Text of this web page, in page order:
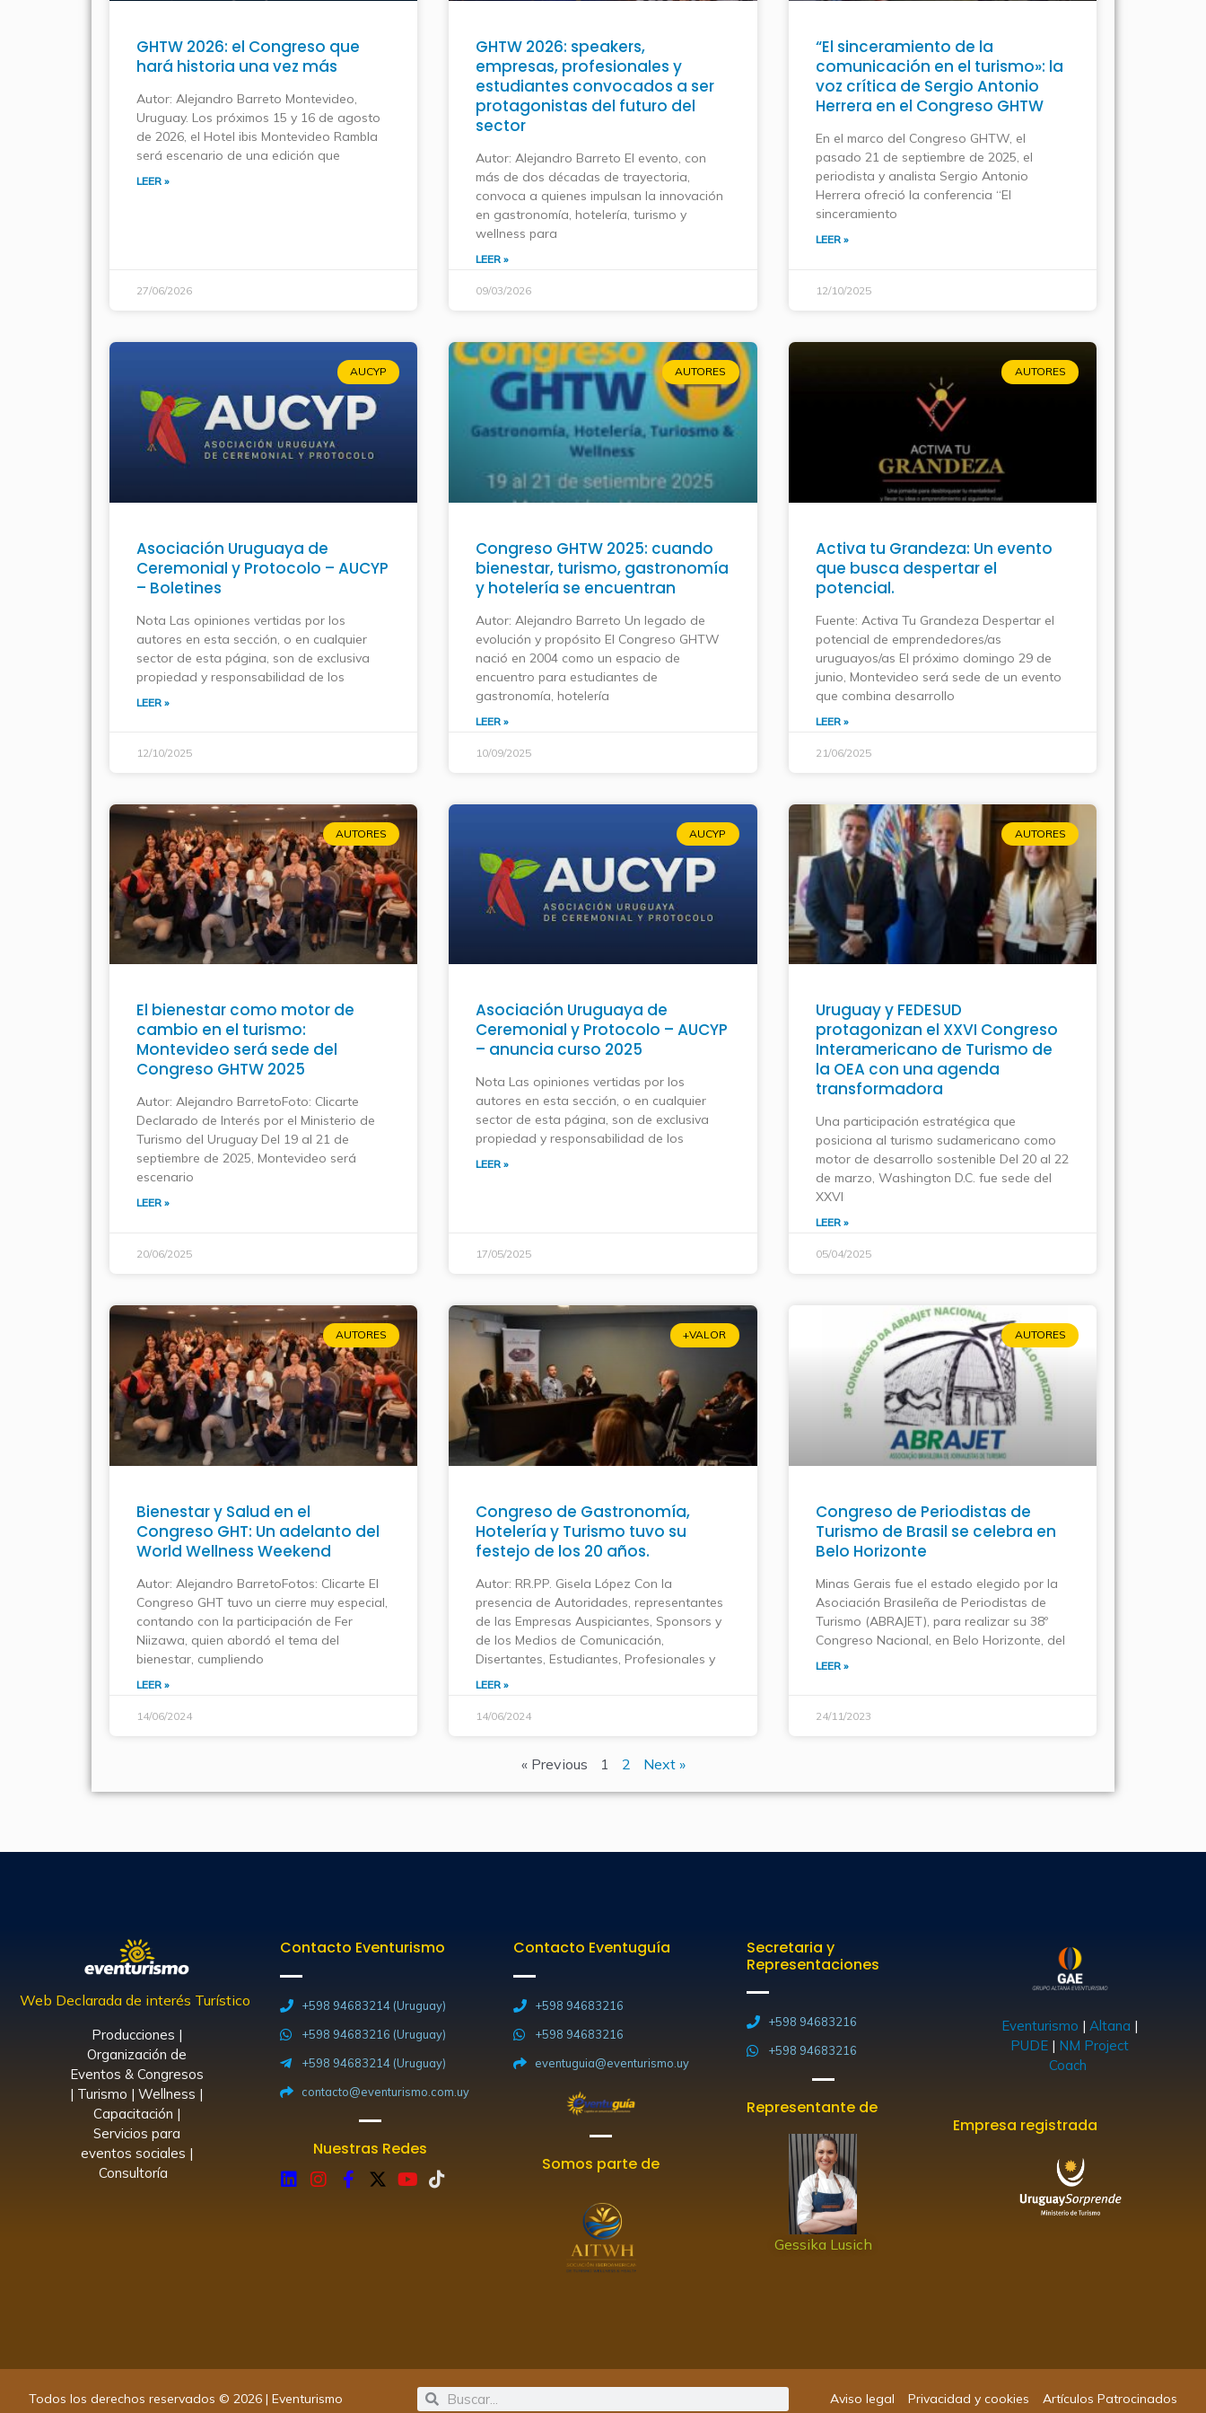
GHTW 2026: el Congreso que
hará historia una vez más
Autor: Alejandro Barreto Montevideo,
Uruguay. Los próximos 15 y 16 de agosto
de 2026, el Hotel ibis Montevideo Rambla
será escenario de una edición que
LEER »
27/06/2026
GHTW 2026: speakers,
empresas, profesionales y
estudiantes convocados a ser
protagonistas del futuro del
sector
Autor: Alejandro Barreto El evento, con
más de dos décadas de trayectoria,
convoca a quienes impulsan la innovación
en gastronomía, hotelería, turismo y
wellness para
LEER »
09/03/2026
“El sinceramiento de la
comunicación en el turismo»: la
voz crítica de Sergio Antonio
Herrera en el Congreso GHTW
En el marco del Congreso GHTW, el
pasado 21 de septiembre de 2025, el
periodista y analista Sergio Antonio
Herrera ofreció la conferencia “El
sinceramiento
LEER »
12/10/2025
AUCYP
Asociación Uruguaya de
Ceremonial y Protocolo – AUCYP
– Boletines
Nota Las opiniones vertidas por los
autores en esta sección, o en cualquier
sector de esta página, son de exclusiva
propiedad y responsabilidad de los
LEER »
12/10/2025
AUTORES
Congreso GHTW 2025: cuando
bienestar, turismo, gastronomía
y hotelería se encuentran
Autor: Alejandro Barreto Un legado de
evolución y propósito El Congreso GHTW
nació en 2004 como un espacio de
encuentro para estudiantes de
gastronomía, hotelería
LEER »
10/09/2025
AUTORES
Activa tu Grandeza: Un evento
que busca despertar el
potencial.
Fuente: Activa Tu Grandeza Despertar el
potencial de emprendedores/as
uruguayos/as El próximo domingo 29 de
junio, Montevideo será sede de un evento
que combina desarrollo
LEER »
21/06/2025
AUTORES
El bienestar como motor de
cambio en el turismo:
Montevideo será sede del
Congreso GHTW 2025
Autor: Alejandro BarretoFoto: Clicarte
Declarado de Interés por el Ministerio de
Turismo del Uruguay Del 19 al 21 de
septiembre de 2025, Montevideo será
escenario
LEER »
20/06/2025
AUCYP
Asociación Uruguaya de
Ceremonial y Protocolo – AUCYP
– anuncia curso 2025
Nota Las opiniones vertidas por los
autores en esta sección, o en cualquier
sector de esta página, son de exclusiva
propiedad y responsabilidad de los
LEER »
17/05/2025
AUTORES
Uruguay y FEDESUD
protagonizan el XXVI Congreso
Interamericano de Turismo de
la OEA con una agenda
transformadora
Una participación estratégica que
posiciona al turismo sudamericano como
motor de desarrollo sostenible Del 20 al 22
de marzo, Washington D.C. fue sede del
XXVI
LEER »
05/04/2025
AUTORES
Bienestar y Salud en el
Congreso GHT: Un adelanto del
World Wellness Weekend
Autor: Alejandro BarretoFotos: Clicarte El
Congreso GHT tuvo un cierre muy especial,
contando con la participación de Fer
Niizawa, quien abordó el tema del
bienestar, cumpliendo
LEER »
14/06/2024
+VALOR
Congreso de Gastronomía,
Hotelería y Turismo tuvo su
festejo de los 20 años.
Autor: RR.PP. Gisela López Con la
presencia de Autoridades, representantes
de las Empresas Auspiciantes, Sponsors y
de los Medios de Comunicación,
Disertantes, Estudiantes, Profesionales y
LEER »
14/06/2024
AUTORES
Congreso de Periodistas de
Turismo de Brasil se celebra en
Belo Horizonte
Minas Gerais fue el estado elegido por la
Asociación Brasileña de Periodistas de
Turismo (ABRAJET), para realizar su 38º
Congreso Nacional, en Belo Horizonte, del
LEER »
24/11/2023
« Previous 1 2 Next »
Web Declarada de interés Turístico
Producciones |
Organización de
Eventos & Congresos
| Turismo | Wellness |
Capacitación |
Servicios para
eventos sociales |
Consultoría
Contacto Eventurismo
+598 94683214 (Uruguay)
+598 94683216 (Uruguay)
+598 94683214 (Uruguay)
contacto@eventurismo.com.uy
Nuestras Redes
L
I
F
X
Y
T
Contacto Eventuguía
+598 94683216
+598 94683216
eventuguia@eventurismo.uy
Somos parte de
Secretaria y
Representaciones
+598 94683216
+598 94683216
Representante de
Gessika Lusich
Eventurismo | Altana |
PUDE | NM Project
Coach
Empresa registrada
Todos los derechos reservados © 2026 | Eventurismo SearchSearch Aviso legal Privacidad y cookies Artículos Patrocinados